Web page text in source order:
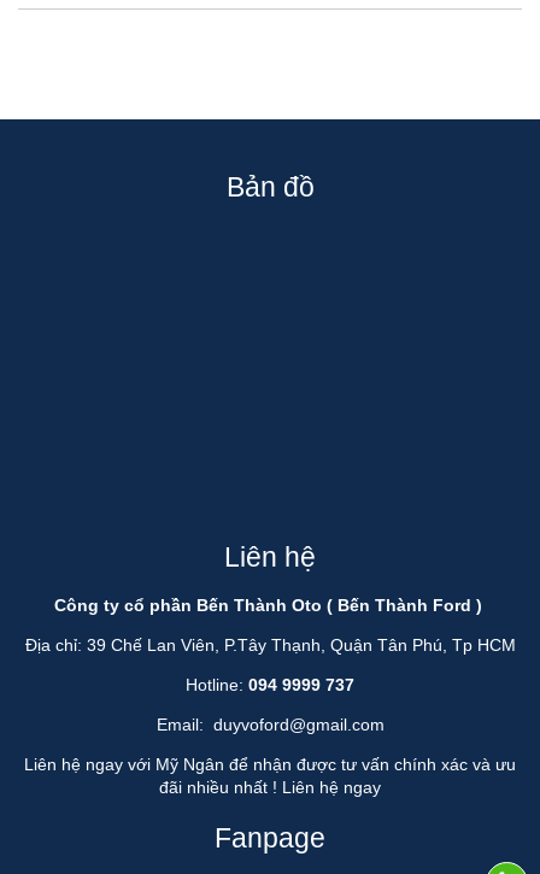
Bản đồ
Liên hệ
Công ty cổ phần Bến Thành Oto ( Bến Thành Ford )
Địa chỉ: 39 Chế Lan Viên, P.Tây Thạnh, Quận Tân Phú, Tp HCM
Hotline: 094 9999 737
Email: duyvoford@gmail.com
Liên hệ ngay với Mỹ Ngân để nhận được tư vấn chính xác và ưu
đãi nhiều nhất ! Liên hệ ngay
Fanpage